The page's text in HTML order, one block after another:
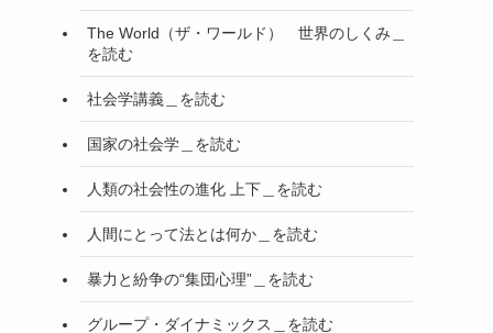
The World（ザ・ワールド） 世界のしくみ＿
を読む
社会学講義＿を読む
国家の社会学＿を読む
人類の社会性の進化 上下＿を読む
人間にとって法とは何か＿を読む
暴力と紛争の“集団心理”＿を読む
グループ・ダイナミックス＿を読む